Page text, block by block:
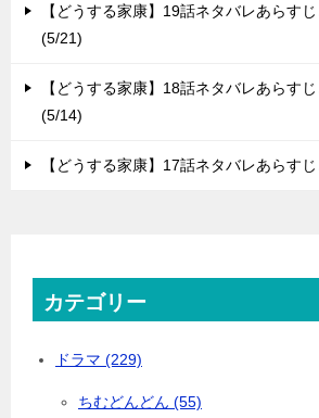
【どうする家康】19話ネタバレあらす
(5/21)
【どうする家康】18話ネタバレあらす
(5/14)
【どうする家康】17話ネタバレあらす
カテゴリー
ドラマ (229)
ちむどんどん (55)